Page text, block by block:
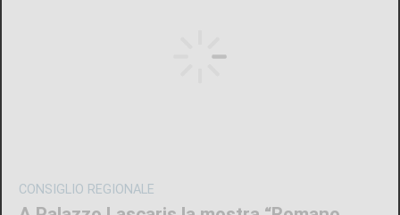
CONSIGLIO REGIONALE